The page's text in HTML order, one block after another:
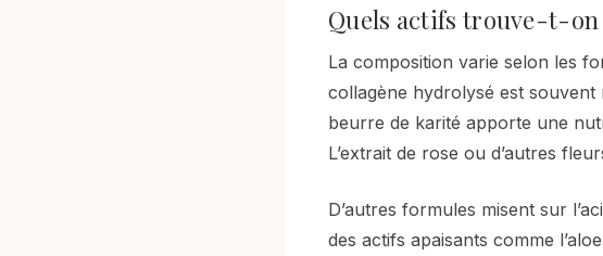
Quels actifs trouve-t-on
La composition varie selon les
collagène hydrolysé est
beurre de karité apporte une
L’extrait de rose ou d’autres
D’autres formules misent sur
des actifs apaisants comme